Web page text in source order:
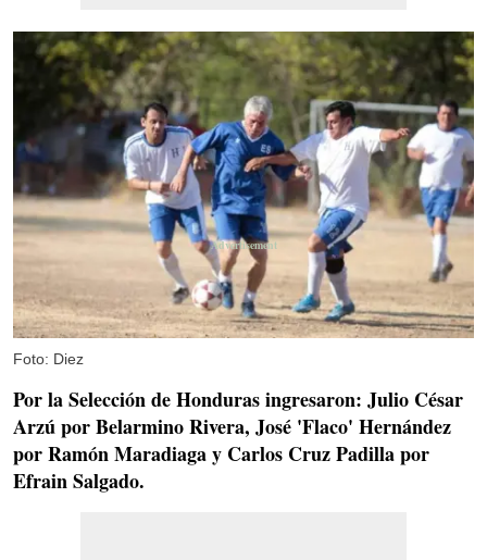
Foto: Diez
Por la Selección de Honduras ingresaron: Julio César
Arzú por Belarmino Rivera, José 'Flaco' Hernández
por Ramón Maradiaga y Carlos Cruz Padilla por
Efrain Salgado.